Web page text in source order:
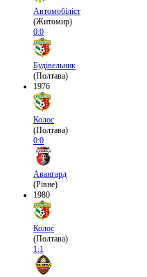
Автомобіліст
(Житомир)
0:0
Будівельник
(Полтава)
1976
Колос
(Полтава)
0:0
Авангард
(Рівне)
1980
Колос
(Полтава)
1:1